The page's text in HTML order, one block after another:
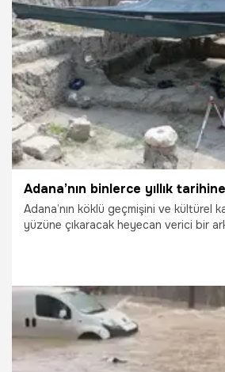
3.08.2026 Adana
Adana’nın köklü geçmişini ve kültürel
yüzüne çıkaracak heyecan verici bir
hazırlıklar tamamlandı.
31.07.2026 Adana